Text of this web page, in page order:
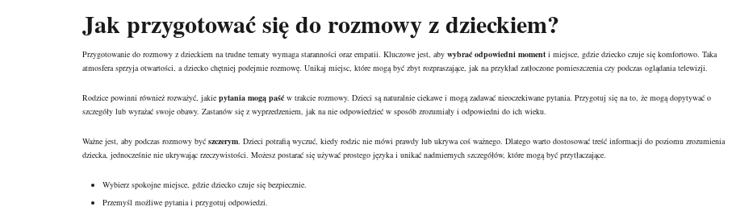
Jak przygotować się do rozmowy z dzieckiem?
Przygotowanie do rozmowy z dzieckiem na trudne tematy wymaga staranności oraz empatii. Kluczowe jest, aby wybrać odpowiedni moment i miejsce, gdzie dziecko czuje się komfortowo. Taka
atmosfera sprzyja otwartości, a dziecko chętniej podejmie rozmowę. Unikaj miejsc, które mogą być zbyt rozpraszające, jak na przykład zatłoczone pomieszczenia czy podczas oglądania telewizji.
Rodzice powinni również rozważyć, jakie pytania mogą paść w trakcie rozmowy. Dzieci są naturalnie ciekawe i mogą zadawać nieoczekiwane pytania. Przygotuj się na to, że mogą dopytywać o
szczegóły lub wyrażać swoje obawy. Zastanów się z wyprzedzeniem, jak na nie odpowiedzieć w sposób zrozumiały i odpowiedni do ich wieku.
Ważne jest, aby podczas rozmowy być szczerym. Dzieci potrafią wyczuć, kiedy rodzic nie mówi prawdy lub ukrywa coś ważnego. Dlatego warto dostosować treść informacji do poziomu zrozumienia
dziecka, jednocześnie nie ukrywając rzeczywistości. Możesz postarać się używać prostego języka i unikać nadmiernych szczegółów, które mogą być przytłaczające.
Wybierz spokojne miejsce, gdzie dziecko czuje się bezpiecznie.
Przemyśl możliwe pytania i przygotuj odpowiedzi.